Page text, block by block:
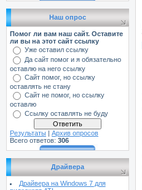
Наш опрос
Помог ли вам наш сайт. Оставите
ли вы на этот сайт ссылку
Уже оставил ссылку
Да сайт помог и я обязательно
оставлю на него ссылку
Сайт помог, но ссылку
оставлять не стану
Сайт не помог, но ссылку
оставлю
Ссылку оставлять не буду
Результаты | Архив опросов
Всего ответов: 306
Драйвера
Драйвера на Windows 7 для